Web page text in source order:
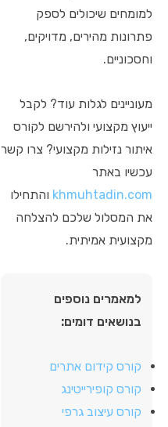
למומחים שיכולים לספק
פתרונות מהירים, מדויקים,
וחסכוניים.
מעוניינים לגלות עוד? לקבל
ייעוץ מקצועי ולהירשם לקורס
איתור נזילות מקצועי? צרו קשר
עכשיו באתר
khmuhtadin.com והתחילו
את המסלול שלכם להצלחה
מקצועית אמיתית.
למאמרים נוספים
בנושאים דומים:
קורס קידום אתרים
קורס קופירייטינג
קורס עיצוב גרפי